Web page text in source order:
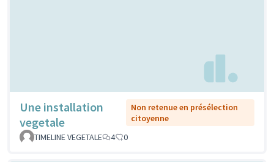
Une installation
vegetale
Non retenue en présélection
citoyenne
TIMELINE VEGETALE
4 0